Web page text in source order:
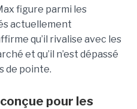
figure parmi les
actuellement
qu’il rivalise avec les
et qu’il n’est dépassé
de pointe.
pour les